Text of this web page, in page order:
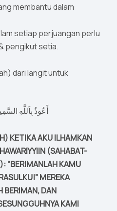
membantu dalam
setiap perjuangan perlu
pengikut setia.
dari langit untuk
KETIKA AKU ILHAMKAN
(SAHABAT-
“BERIMANLAH KAMU
MEREKA
BERIMAN, DAN
KAMI